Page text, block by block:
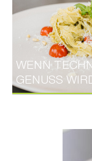
WENN
GENUSS